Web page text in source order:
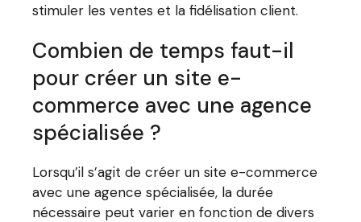
stimuler les ventes et la fidélisation client.
Combien de temps faut-il
pour créer un site e-
commerce avec une agence
spécialisée ?
Lorsqu’il s’agit de créer un site e-commerce
avec une agence spécialisée, la durée
nécessaire peut varier en fonction de divers